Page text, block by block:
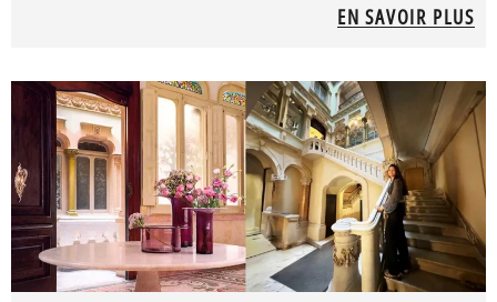
EN SAVOIR PLUS